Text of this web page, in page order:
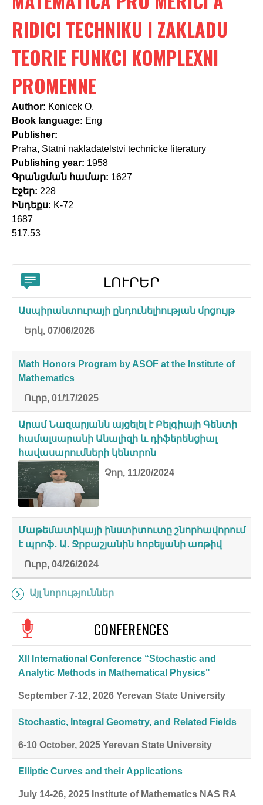
h
f
o
r
m
RIDICI TECHNIKU I ZAKLADU
TEORIE FUNKCI KOMPLEXNI
PROMENNE
Author: Konicek O.
Book language: Eng
Publisher:
Praha, Statni nakladatelstvi technicke literatury
Publishing year: 1958
Գրանցման համար: 1627
Էջեր: 228
Ինդեքս: K-72
1687
517.53
ԼՈՒՐԵՐ
Ասպիրանտուրայի ընդունելիության մրցույթ
Երկ, 07/06/2026
Math Honors Program by ASOF at the Institute of
Mathematics
Ուրբ, 01/17/2025
Արամ Նազարյանն այցելել է Բելգիայի Գենտի
համալսարանի Անալիզի և դիֆերենցիալ
հավասարումների կենտրոն
Չոր, 11/20/2024
Մաթեմատիկայի ինստիտուտը շնորհավորում
է պրոֆ․ Ա․ Ջրբաշյանին հոբելյանի առթիվ
Ուրբ, 04/26/2024
Այլ նորություններ
CONFERENCES
XII International Conference “Stochastic and
Analytic Methods in Mathematical Physics"
September 7-12, 2026 Yerevan State University
Stochastic, Integral Geometry, and Related Fields
6-10 October, 2025 Yerevan State University
Elliptic Curves and their Applications
July 14-26, 2025 Institute of Mathematics NAS RA